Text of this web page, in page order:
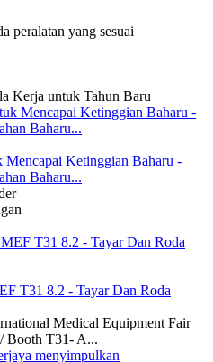
peralatan yang sesuai
Kerja untuk Tahun Baru
Mencapai Ketinggian Baharu -
Baharu...
T31 8.2 - Tayar Dan Roda
Medical Equipment Fair
Booth T31- A...